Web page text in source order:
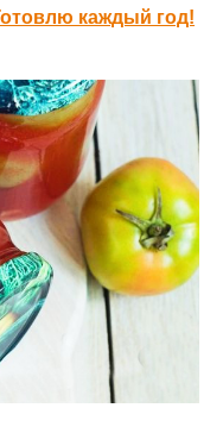
каждый год!